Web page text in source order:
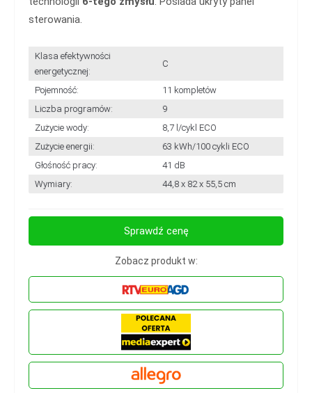
sterowania.
Klasa efektywności
energetycznej:
C
Pojemność:
11 kompletów
Liczba programów:
9
Zużycie wody:
8,7 l/cykl ECO
Zużycie energii:
63 kWh/100 cykli ECO
Głośność pracy:
41 dB
Wymiary:
44,8 x 82 x 55,5 cm
Sprawdź cenę
Zobacz produkt w: